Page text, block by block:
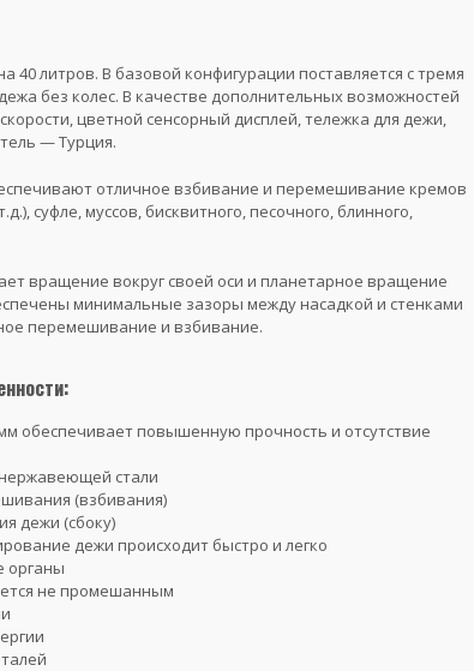
40 литров. В базовой конфигурации поставляется с тремя
без колес. В качестве дополнительных возможностей
цветной сенсорный дисплей, тележка для дежи,
— Турция.
отличное взбивание и перемешивание кремов
суфле, муссов, бисквитного, песочного, блинного,
вращение вокруг своей оси и планетарное вращение
минимальные зазоры между насадкой и стенками
перемешивание и взбивание.
обеспечивает повышенную прочность и отсутствие
стали
(взбивания)
дежи (сбоку)
дежи происходит быстро и легко
органы
не промешанным